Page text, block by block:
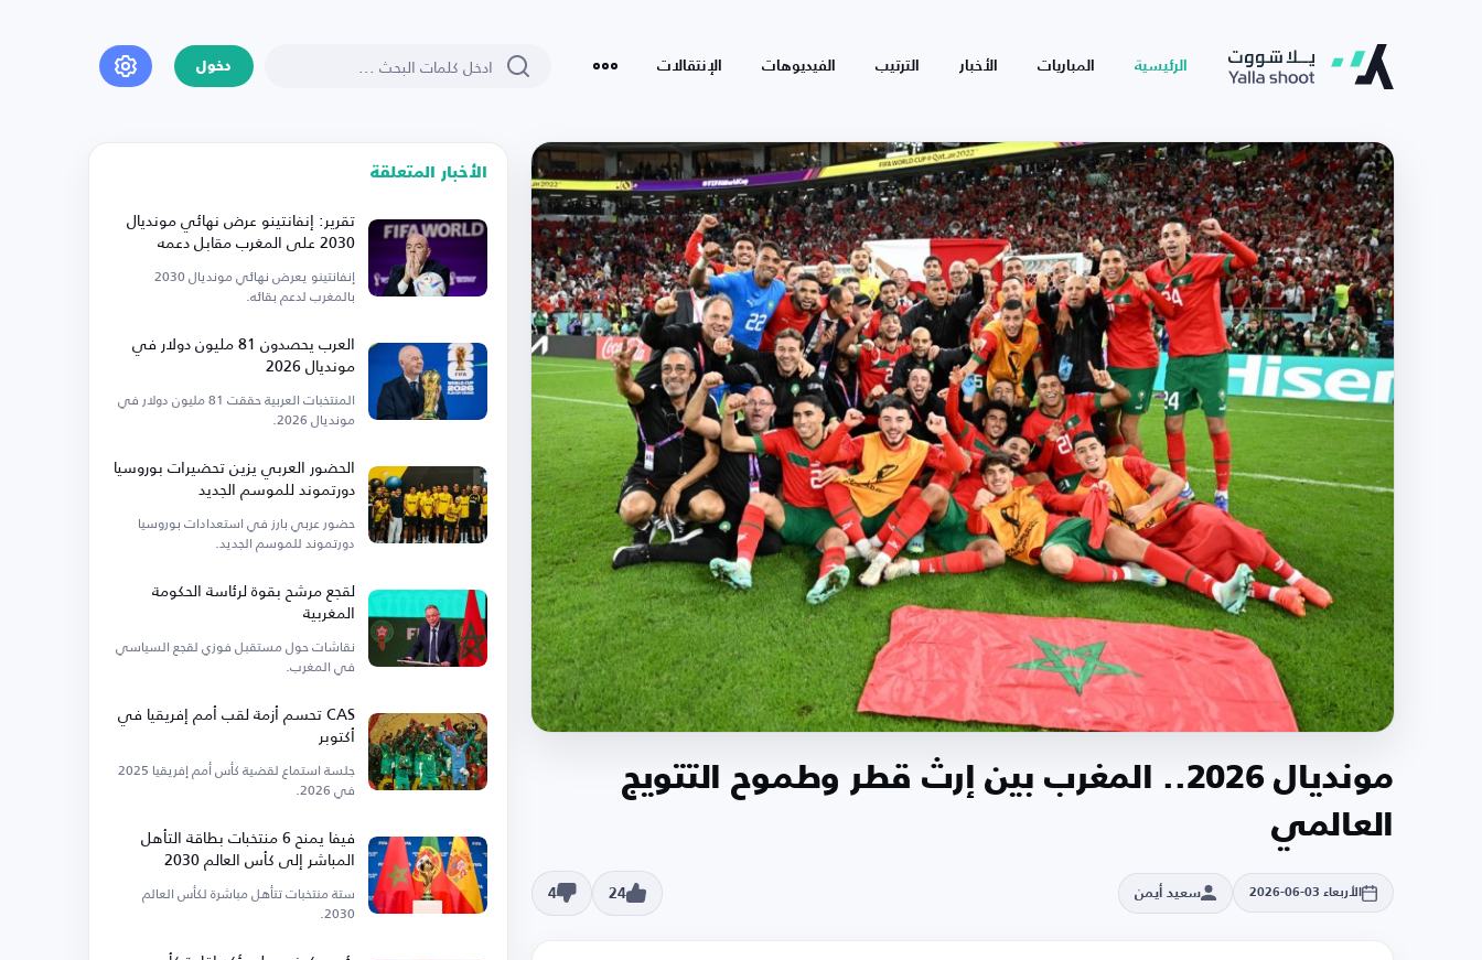
الرئيسية المباريات الأخبار الترتيب الفيديوهات الإنتقالات دخول
مونديال 2026.. المغرب بين إرث قطر وطموح التتويج
العالمي
الأربعاء 03-06-2026 سعيد أيمن 24
4
الأخبار المتعلقة
تقرير: إنفانتينو عرض نهائي مونديال
2030 على المغرب مقابل دعمه
إنفانتينو يعرض نهائي مونديال 2030
بالمغرب لدعم بقائه.
العرب يحصدون 81 مليون دولار في
مونديال 2026
المنتخبات العربية حققت 81 مليون دولار في
مونديال 2026.
الحضور العربي يزين تحضيرات بوروسيا
دورتموند للموسم الجديد
حضور عربي بارز في استعدادات بوروسيا
دورتموند للموسم الجديد.
لقجع مرشح بقوة لرئاسة الحكومة
المغربية
نقاشات حول مستقبل فوزي لقجع السياسي
في المغرب.
CAS تحسم أزمة لقب أمم إفريقيا في
أكتوبر
جلسة استماع لقضية كأس أمم إفريقيا 2025
في 2026.
فيفا يمنح 6 منتخبات بطاقة التأهل
المباشر إلى كأس العالم 2030
ستة منتخبات تتأهل مباشرة لكأس العالم
2030.